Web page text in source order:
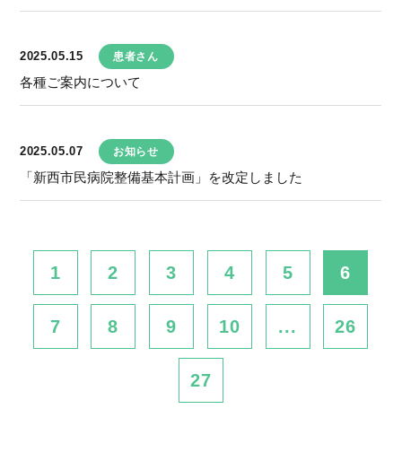
2025.05.15 患者さん
各種ご案内について
2025.05.07 お知らせ
「新西市民病院整備基本計画」を改定しました
1 2 3 4 5 6
7 8 9 10 ... 26
27